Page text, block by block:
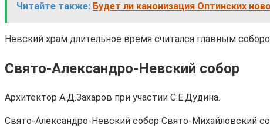
Читайте также: Будет ли канонизация Оптинских
Невский храм длительное время считался главным
Свято-Александро-Невский собор
Архитектор А.Д.Захаров при участии С.Е.Дудина.
Свято-Александро-Невский собор Свято-Михайловский